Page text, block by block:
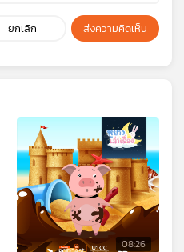
ยกเลิก ส่งความคิดเห็น
08:26